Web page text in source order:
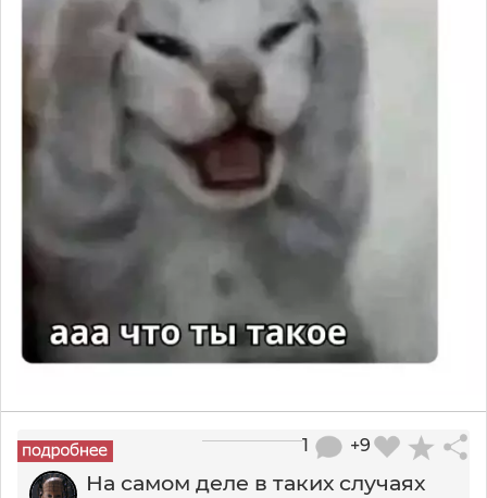
+9
1
На самом деле в таких случаях